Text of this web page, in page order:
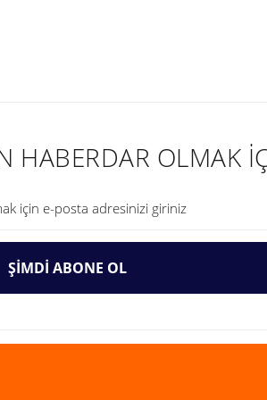
Gönder
HABERDAR OLMAK
ŞİMDİ ABONE OL